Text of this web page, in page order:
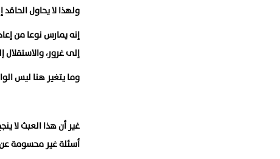
ولهذا لا يحاول
إنه يمارس نوعا من
إلى غرور، والاستقلال
وما يتغير هنا ليس
غير أن هذا العبث لا
أسئلة غير محسومة عن